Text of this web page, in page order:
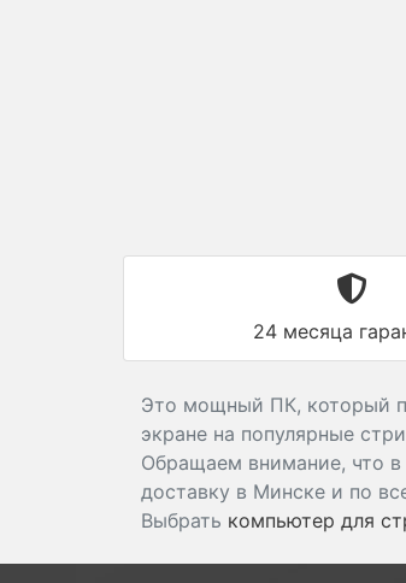
24 месяца
Это мощный ПК, который
экране на популярные
Обращаем внимание, что
доставку в Минске и по
Выбрать компьютер для